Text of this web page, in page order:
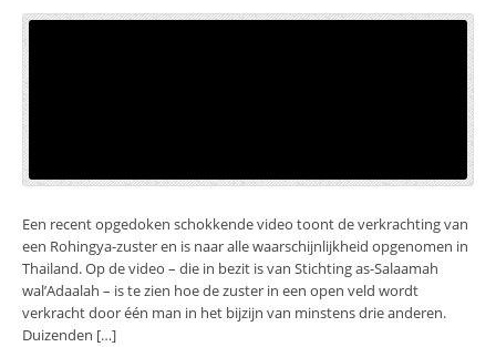
Een recent opgedoken schokkende video toont de verkrachting van
een Rohingya-zuster en is naar alle waarschijnlijkheid opgenomen in
Thailand. Op de video – die in bezit is van Stichting as-Salaamah
wal’Adaalah – is te zien hoe de zuster in een open veld wordt
verkracht door één man in het bijzijn van minstens drie anderen.
Duizenden […]